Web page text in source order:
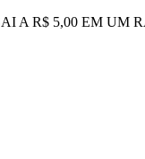
A R$ 5,00 EM UM